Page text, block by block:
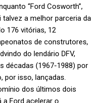
“Ford Cosworth”,
a melhor parceria da
176 vitórias, 12
de construtores,
do lendário DFV,
décadas (1967-1988) por
por isso, lançadas.
dos últimos dois
a Ford acelerar o